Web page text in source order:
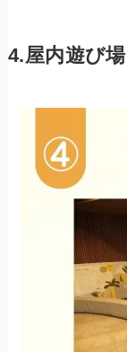
4.屋内遊び場